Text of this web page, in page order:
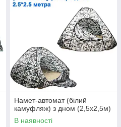
Намет-автомат (білий
камуфляж) з дном (2,5x2,5м)
В наявності